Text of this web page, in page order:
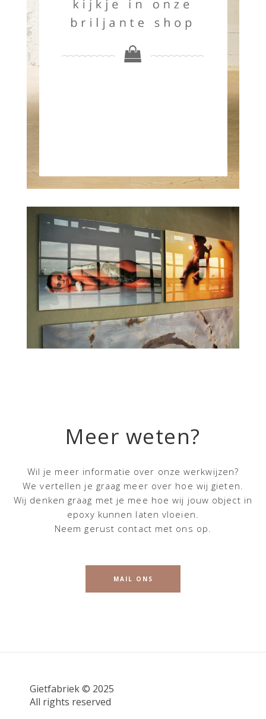
Foto kunstwerk
Meer weten?
Wil je meer informatie over onze werkwijzen?
We vertellen je graag meer over hoe wij gieten.
Wij denken graag met je mee hoe wij jouw object in
epoxy kunnen laten vloeien.
Neem gerust contact met ons op.
MAIL ONS
Gietfabriek © 2025
All rights reserved